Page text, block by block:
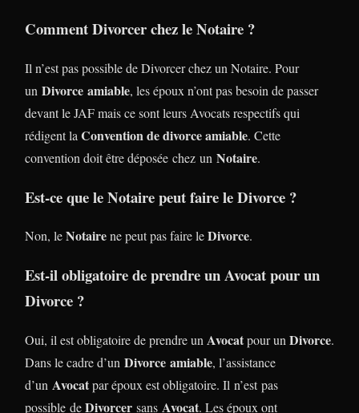
Comment Divorcer chez le Notaire ?
Il n’est pas possible de Divorcer chez un Notaire. Pour
un Divorce amiable, les époux n’ont pas besoin de passer
devant le JAF mais ce sont leurs Avocats respectifs qui
rédigent la Convention de divorce amiable. Cette
convention doit être déposée chez un Notaire.
Est-ce que le Notaire peut faire le Divorce ?
Non, leNotairene peut pas faire leDivorce.
Est-il obligatoire de prendre un Avocat pour un
Divorce ?
Oui, il est obligatoire de prendre un Avocatpour un Divorce.
Dans le cadre d’un Divorce amiable, l’assistance
d’un Avocatpar époux est obligatoire. Il n’est pas
possible deDivorcer sans Avocat. Les époux ont